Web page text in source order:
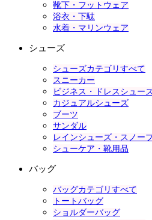
靴下・フットウェア
浴衣・下駄
水着・マリンウェア
シューズ
シューズカテゴリすべて
スニーカー
ビジネス・ドレスシュー
カジュアルシューズ
ブーツ
サンダル
レインシューズ・スノー
シューケア・靴用品
バッグ
バッグカテゴリすべて
トートバッグ
ショルダーバッグ